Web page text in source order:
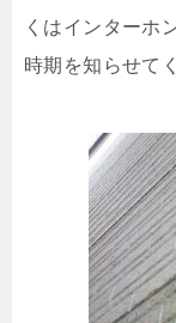
くはインターホ
時期を知らせて